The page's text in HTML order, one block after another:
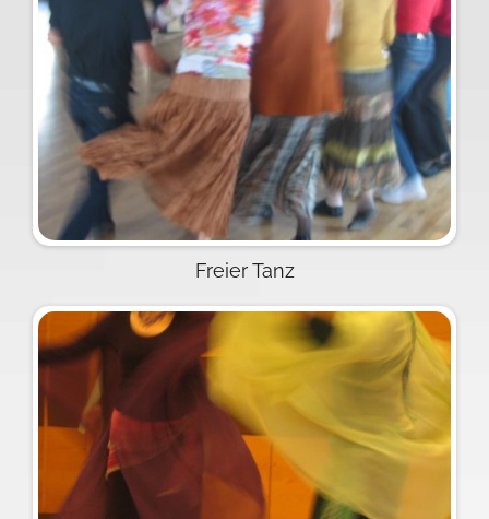
Freier Tanz